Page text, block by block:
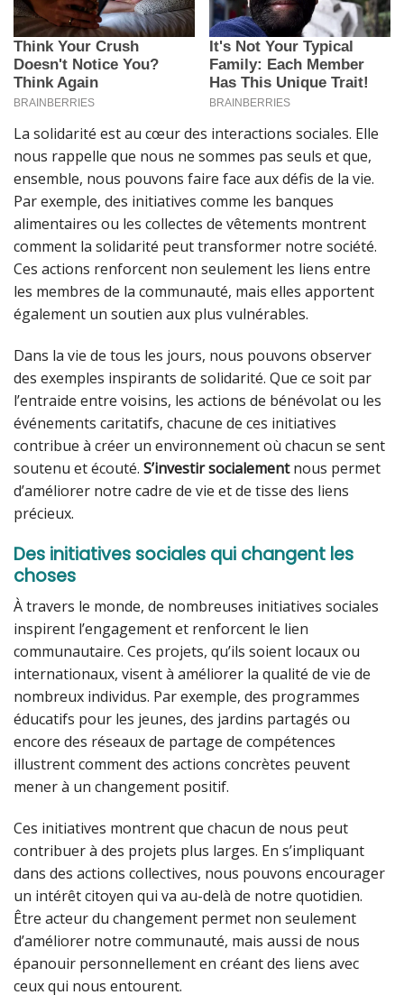
La solidarité est au cœur des interactions sociales. Elle
nous rappelle que nous ne sommes pas seuls et que,
ensemble, nous pouvons faire face aux défis de la vie.
Par exemple, des initiatives comme les banques
alimentaires ou les collectes de vêtements montrent
comment la solidarité peut transformer notre société.
Ces actions renforcent non seulement les liens entre
les membres de la communauté, mais elles apportent
également un soutien aux plus vulnérables.
Dans la vie de tous les jours, nous pouvons observer
des exemples inspirants de solidarité. Que ce soit par
l’entraide entre voisins, les actions de bénévolat ou les
événements caritatifs, chacune de ces initiatives
contribue à créer un environnement où chacun se sent
soutenu et écouté. S’investir socialementnous permet
d’améliorer notre cadre de vie et de tisse des liens
précieux.
Des initiatives sociales qui changent les
choses
À travers le monde, de nombreuses initiatives sociales
inspirent l’engagement et renforcent le lien
communautaire. Ces projets, qu’ils soient locaux ou
internationaux, visent à améliorer la qualité de vie de
nombreux individus. Par exemple, des programmes
éducatifs pour les jeunes, des jardins partagés ou
encore des réseaux de partage de compétences
illustrent comment des actions concrètes peuvent
mener à un changement positif.
Ces initiatives montrent que chacun de nous peut
contribuer à des projets plus larges. En s’impliquant
dans des actions collectives, nous pouvons encourager
un intérêt citoyen qui va au-delà de notre quotidien.
Être acteur du changement permet non seulement
d’améliorer notre communauté, mais aussi de nous
épanouir personnellement en créant des liens avec
ceux qui nous entourent.